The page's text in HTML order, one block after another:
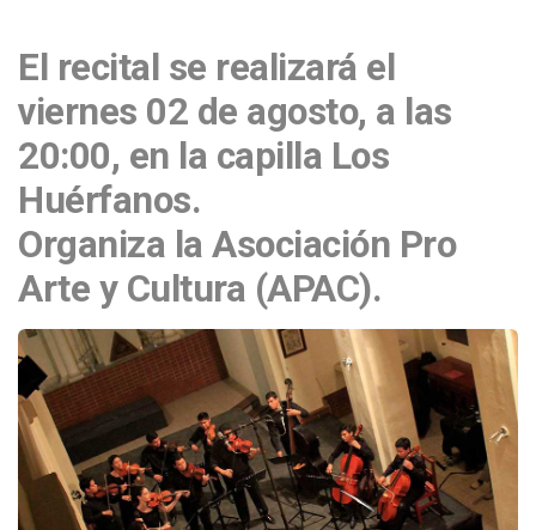
El recital se realizará el
viernes 02 de agosto, a las
20:00, en la capilla Los
Huérfanos.
Organiza la Asociación Pro
Arte y Cultura (APAC).